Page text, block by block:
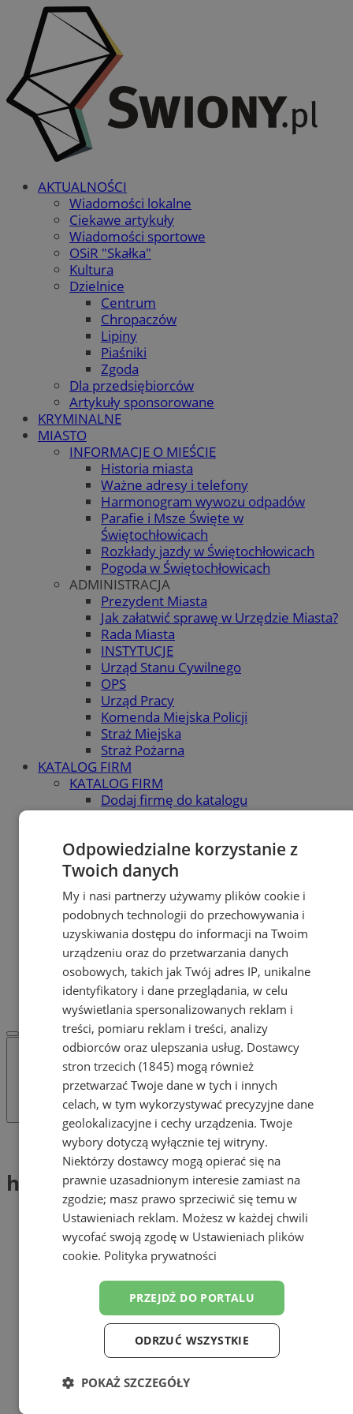
AKTUALNOŚCI
Wiadomości lokalne
Ciekawe artykuły
Wiadomości sportowe
OSiR "Skałka"
Kultura
Dzielnice
Centrum
Chropaczów
Lipiny
Piaśniki
Zgoda
Dla przedsiębiorców
Artykuły sponsorowane
KRYMINALNE
MIASTO
INFORMACJE O MIEŚCIE
Historia miasta
Ważne adresy i telefony
Harmonogram wywozu odpadów
Parafie i Msze Święte w
Świętochłowicach
Rozkłady jazdy w Świętochłowicach
Pogoda w Świętochłowicach
ADMINISTRACJA
Prezydent Miasta
Jak załatwić sprawę w Urzędzie Miasta?
Rada Miasta
INSTYTUCJE
Urząd Stanu Cywilnego
OPS
Urząd Pracy
Komenda Miejska Policji
Straż Miejska
Straż Pożarna
KATALOG FIRM
KATALOG FIRM
Dodaj firmę do katalogu
POLECAMY
Świętochłowice
Skup - nieruchomosci.org
OGŁOSZENIA
OGŁOSZENIA
Dodaj ogłoszenie
POLECAMY
Protocol IT
Pracuj.pl - praca w Świętochłowicach
REKLAMA
WSPÓŁPRACA
Tag: hala produkcyjna
hala produkcyjna (1)
Odpowiedzialne korzystanie z
Twoich danych
My i nasi partnerzy używamy plików cookie i
podobnych technologii do przechowywania i
uzyskiwania dostępu do informacji na Twoim
urządzeniu oraz do przetwarzania danych
osobowych, takich jak Twój adres IP, unikalne
identyfikatory i dane przeglądania, w celu
wyświetlania spersonalizowanych reklam i
treści, pomiaru reklam i treści, analizy
odbiorców oraz ulepszania usług. Dostawcy
stron trzecich (1845) mogą również
przetwarzać Twoje dane w tych i innych
celach, w tym wykorzystywać precyzyjne dane
geolokalizacyjne i cechy urządzenia. Twoje
wybory dotyczą wyłącznie tej witryny.
Niektórzy dostawcy mogą opierać się na
prawnie uzasadnionym interesie zamiast na
zgodzie; masz prawo sprzeciwić się temu w
Ustawieniach reklam. Możesz w każdej chwili
wycofać swoją zgodę w Ustawieniach plików
cookie. Polityka prywatności
PRZEJDŹ DO PORTALU
ODRZUĆ WSZYSTKIE
POKAŻ SZCZEGÓŁY